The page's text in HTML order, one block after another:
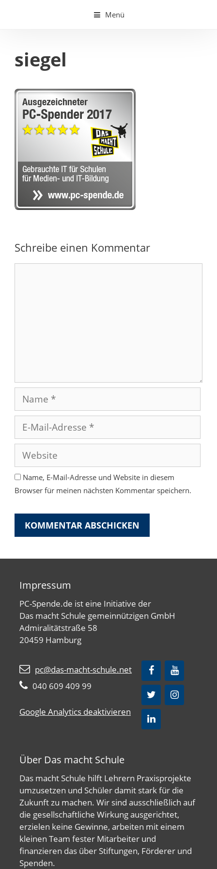
Menü
siegel
Schreibe einen Kommentar
Name
Mail-
Adresse
Website
Name, E-Mail-Adresse und Website in diesem
Browser für meinen nächsten Kommentar speichern.
Impressum
PC-Spende.de ist eine Initiative der
Das macht Schule gemeinnützigen GmbH
Admiralitätstraße 58
20459 Hamburg
pc@das-macht-schule.net
040 609 409 99
Google Analytics deaktivieren
Über Das macht Schule
Das macht Schule hilft Lehrern Praxisprojekte
umzusetzen und Schüler damit stark für die
Zukunft zu machen. Wir sind ausschließlich auf
die gesellschaftliche Wirkung ausgerichtet,
erzielen keine Gewinne, arbeiten mit einem
kleinen Team fester Mitarbeiter und
finanzieren das über Stiftungen, Förderer und
Spenden.